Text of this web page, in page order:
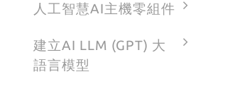
人工智慧AI主機零組件
建立AI LLM (GPT) 大
語言模型